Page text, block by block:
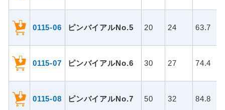
0115-06 ピンバイアルNo.5 20 24 63.7
0115-07 ピンバイアルNo.6 30 27 74.4
0115-08 ピンバイアルNo.7 50 32 84.8